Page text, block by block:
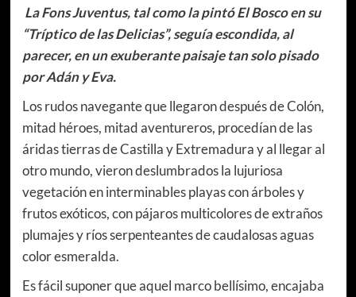
La Fons Juventus, tal como la pintó El Bosco en su
“Tríptico de las Delicias”, seguía escondida, al
parecer, en un exuberante paisaje tan solo pisado
por Adán y Eva.
Los rudos navegante que llegaron después de Colón,
mitad héroes, mitad aventureros, procedían de las
áridas tierras de Castilla y Extremadura y al llegar al
otro mundo, vieron deslumbrados la lujuriosa
vegetación en interminables playas con árboles y
frutos exóticos, con pájaros multicolores de extraños
plumajes y ríos serpenteantes de caudalosas aguas
color esmeralda.
Es fácil suponer que aquel marco bellísimo, encajaba